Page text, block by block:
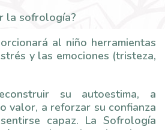
la sofrología?
al niño herramientas
y las emociones (tristeza,
su autoestima, a
valor, a reforzar su confianza
capaz. La Sofrología